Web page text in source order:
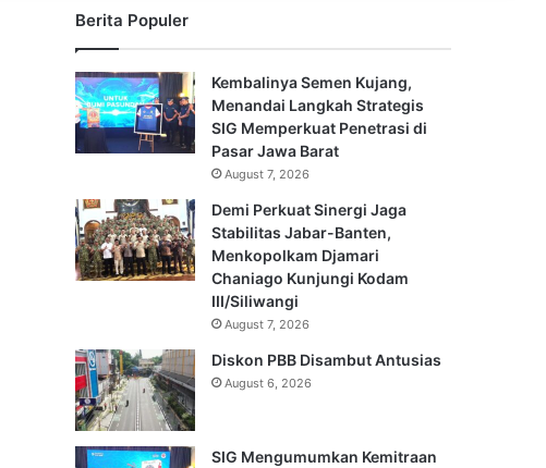
Berita Populer
Kembalinya Semen Kujang,
Menandai Langkah Strategis
SIG Memperkuat Penetrasi di
Pasar Jawa Barat
August 7, 2026
Demi Perkuat Sinergi Jaga
Stabilitas Jabar-Banten,
Menkopolkam Djamari
Chaniago Kunjungi Kodam
III/Siliwangi
August 7, 2026
Diskon PBB Disambut Antusias
August 6, 2026
SIG Mengumumkan Kemitraan